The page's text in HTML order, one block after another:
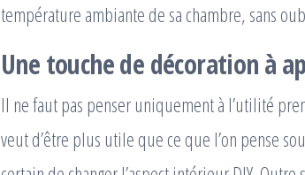
température ambiante de sa chambre, sans
Une touche de décoration à
Il ne faut pas penser uniquement à l’utilité
veut d’être plus utile que ce que l’on pense